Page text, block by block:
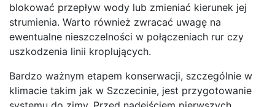
blokować przepływ wody lub zmieniać kierunek jej
strumienia. Warto również zwracać uwagę na
ewentualne nieszczelności w połączeniach rur czy
uszkodzenia linii kroplujących.
Bardzo ważnym etapem konserwacji, szczególnie w
klimacie takim jak w Szczecinie, jest przygotowanie